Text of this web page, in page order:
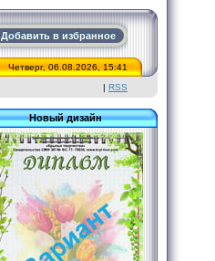
Добавить в избранное
Четверг, 06.08.2026, 15:41
| RSS
Новый дизайн